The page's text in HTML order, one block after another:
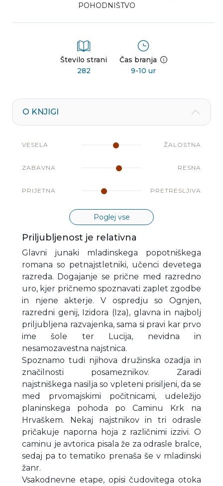
POHODNIŠTVO
Število strani
282
Čas branja
9-10 ur
O KNJIGI
VESELA ŽALOSTNA
ZABAVNA RESNA
PRIJETNA PRETRESLJIVA
Poglej vse
Priljubljenost je relativna
Glavni junaki mladinskega popotniškega
romana so petnajstletniki, učenci devetega
razreda. Dogajanje se prične med razredno
uro, kjer pričnemo spoznavati zaplet zgodbe
in njene akterje. V ospredju so Ognjen,
razredni genij, Izidora (Iza), glavna in najbolj
priljubljena razvajenka, sama si pravi kar prvo
ime šole ter Lucija, nevidna in
nesamozavestna najstnica.
Spoznamo tudi njihova družinska ozadja in
značilnosti posameznikov. Zaradi
najstniškega nasilja so vpleteni prisiljeni, da se
med prvomajskimi počitnicami, udeležijo
planinskega pohoda po Caminu Krk na
Hrvaškem. Nekaj najstnikov in tri odrasle
pričakuje naporna hoja z različnimi izzivi. O
caminu je avtorica pisala že za odrasle bralce,
sedaj pa to tematiko prenaša še v mladinski
žanr.
Vsakodnevne etape, opisi čudovitega otoka